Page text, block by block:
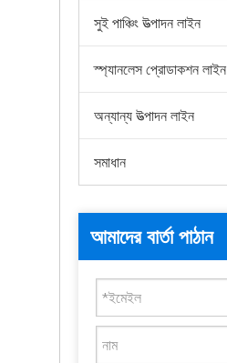
সুই পাঞ্চিং উত্পাদন লাইন
স্প্যানলেস প্রোডাকশন লাইন
অন্যান্য উত্পাদন লাইন
সমাধান
আমাদের বার্তা পাঠান